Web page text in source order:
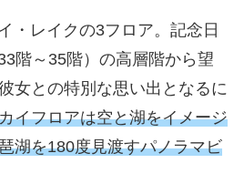
・レイクの3フロア。記念日
階～35階）の高層階から望
女との特別な思い出となるに
イフロアは空と湖をイメージ
湖を180度見渡すパノラマビ